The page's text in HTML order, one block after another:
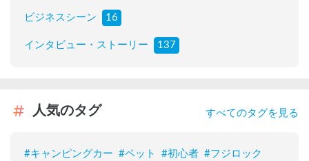
ビジネスシーン 16
インタビュー・ストーリー 137
人気のタグ すべてのタグを見る
#キャンピングカー #ペット #初心者 #フジロック